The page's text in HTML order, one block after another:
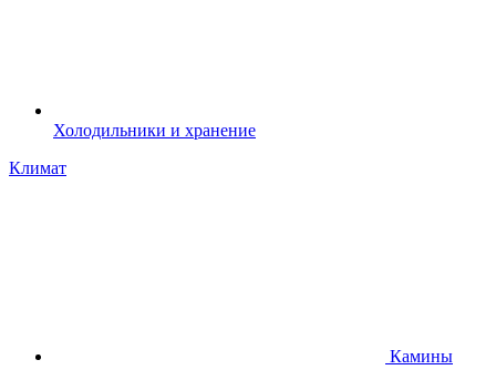
Холодильники и хранение
Климат
Камины